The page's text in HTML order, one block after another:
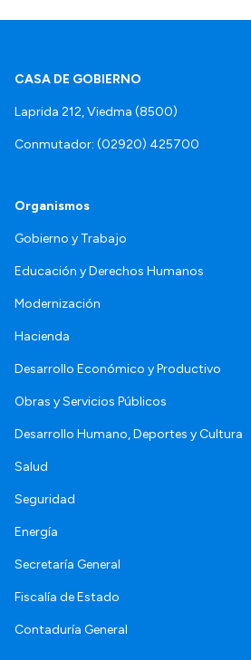
CASA DE GOBIERNO
Laprida 212, Viedma (8500)
Conmutador: (02920) 425700
Organismos
Gobierno y Trabajo
Educación y Derechos Humanos
Modernización
Hacienda
Desarrollo Económico y Productivo
Obras y Servicios Públicos
Desarrollo Humano, Deportes y Cultura
Salud
Seguridad
Energía
Secretaría General
Fiscalía de Estado
Contaduría General